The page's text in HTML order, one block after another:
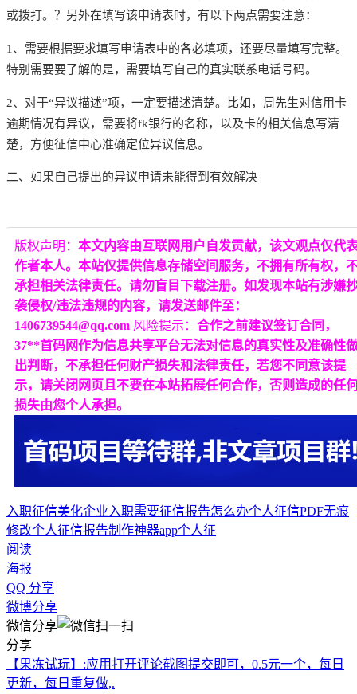
或拨打。？另外在填写该申请表时，有以下两点需要注意：
1、需要根据要求填写申请表中的各必填项，还要尽量填写完整。
特别需要要了解的是，需要填写自己的真实联系电话号码。
2、对于“异议描述”项，一定要描述清楚。比如，周先生对信用卡
逾期情况有异议，需要将fk银行的名称，以及卡的相关信息写清
楚，方便征信中心准确定位异议信息。
二、如果自己提出的异议申请未能得到有效解决
版权声明： 本文内容由互联网用户自发贡献，该文观点仅代
作者本人。本站仅提供信息存储空间服务，不拥有所有权，
承担相关法律责任。请勿盲目下载注册。如发现本站有涉嫌
袭侵权/违法违规的内容，请发送邮件至：
1406739544@qq.com 风险提示： 合作之前建议签订合同，
37**首码网作为信息共享平台无法对信息的真实性及准确性
出判断，不承担任何财产损失和法律责任，若您不同意该提
示，请关闭网页且不要在本站拓展任何合作，否则造成的任
损失由您个人承担。
入职征信美化企业入职需要征信报告怎么办个人征信PDF无痕
修改个人征信报告制作神器app个人征
阅读
海报
QQ 分享
微博分享
微信分享
分享
【果冻试玩】:应用打开评论截图提交即可，0.5元一个，每日
更新，每日重复做,.